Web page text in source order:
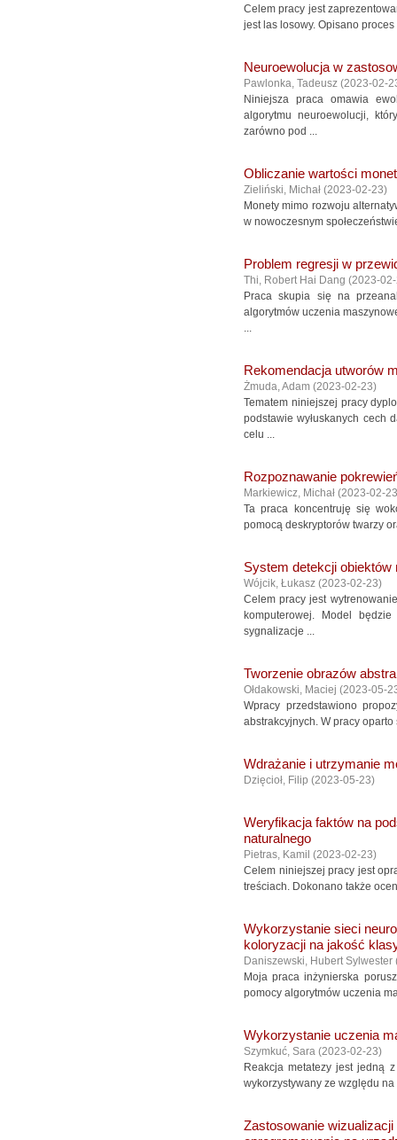
Celem pracy jest
jest las losowy. Opisano
Neuroewolucja w
Pawlonka, Tadeusz (2023-02-
Niniejsza praca omawia
algorytmu neuroewolucji,
zarówno pod ...
Obliczanie wartości
Zieliński, Michał (2023-02-23)
Monety mimo rozwoju
w nowoczesnym
Problem regresji w
Thi, Robert Hai Dang (2023-
Praca skupia się na
algorytmów uczenia
...
Rekomendacja utworów
Żmuda, Adam (2023-02-23)
Tematem niniejszej pracy
podstawie wyłuskanych cech
celu ...
Rozpoznawanie
Markiewicz, Michał (2023-02-23
Ta praca koncentruję się
pomocą deskryptorów twarzy
System detekcji
Wójcik, Łukasz (2023-02-23)
Celem pracy jest
komputerowej. Model
sygnalizacje ...
Tworzenie obrazów
Ołdakowski, Maciej (2023-05-
Wpracy przedstawiono
abstrakcyjnych. W pracy
Wdrażanie i utrzymanie
Dzięcioł, Filip (2023-05-23)
Weryfikacja faktów na
naturalnego
Pietras, Kamil (2023-02-23)
Celem niniejszej pracy jest
treściach. Dokonano także
Wykorzystanie sieci
koloryzacji na jakość
Daniszewski, Hubert Sylwester
Moja praca inżynierska
pomocy algorytmów uczenia
Wykorzystanie uczenia
Szymkuć, Sara (2023-02-23)
Reakcja metatezy jest jedną
wykorzystywany ze względu
Zastosowanie